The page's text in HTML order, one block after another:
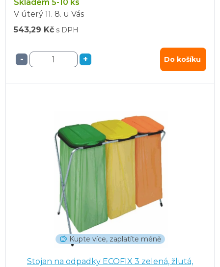
Skladem 5-10 ks
V úterý 11. 8. u Vás
543,29 Kč s DPH
- + Do košíku
Kupte více, zaplatíte méně
Stojan na odpadky ECOFIX 3 zelená, žlutá,